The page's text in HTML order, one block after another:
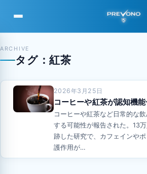
PREVONO
ARCHIVE
タグ：紅茶
2026年3月25日
コーヒーや紅茶が認知機
コーヒーや紅茶など日常的な
する可能性が報告された。13
跡した研究で、カフェインや
護作用が…